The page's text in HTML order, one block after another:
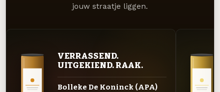
jouw straatje liggen.
VERRASSEND.
UITGEKIEND. RAAK.
Bolleke De Koninck (APA)